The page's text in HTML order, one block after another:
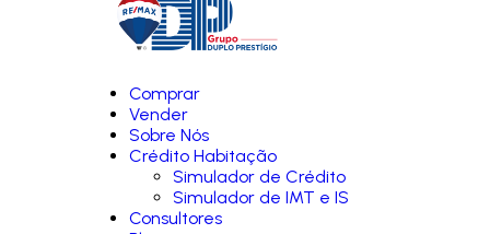
Comprar
Vender
Sobre Nós
Crédito Habitação
Simulador de Crédito
Simulador de IMT e IS
Consultores